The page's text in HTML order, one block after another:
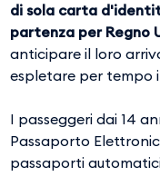
di sola carta
partenza per Regno
anticipare il loro
espletare per tempo
I passeggeri dai 14
Passaporto
passaporti